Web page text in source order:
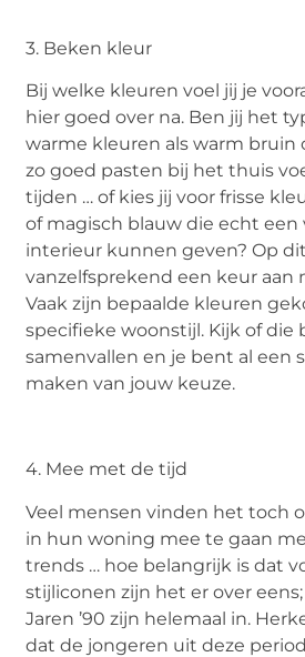
3. Beken kleur
Bij welke kleuren voel jij je
hier goed over na. Ben jij het
warme kleuren als warm bruin
zo goed pasten bij het thuis
tijden … of kies jij voor frisse
of magisch blauw die echt
interieur kunnen geven? Op
vanzelfsprekend een keur aan
Vaak zijn bepaalde kleuren
specifieke woonstijl. Kijk of die
samenvallen en je bent al een
maken van jouw keuze.
4. Mee met de tijd
Veel mensen vinden het toch
in hun woning mee te gaan
trends … hoe belangrijk is dat
stijliconen zijn het er over
Jaren ’90 zijn helemaal in.
dat de jongeren uit deze